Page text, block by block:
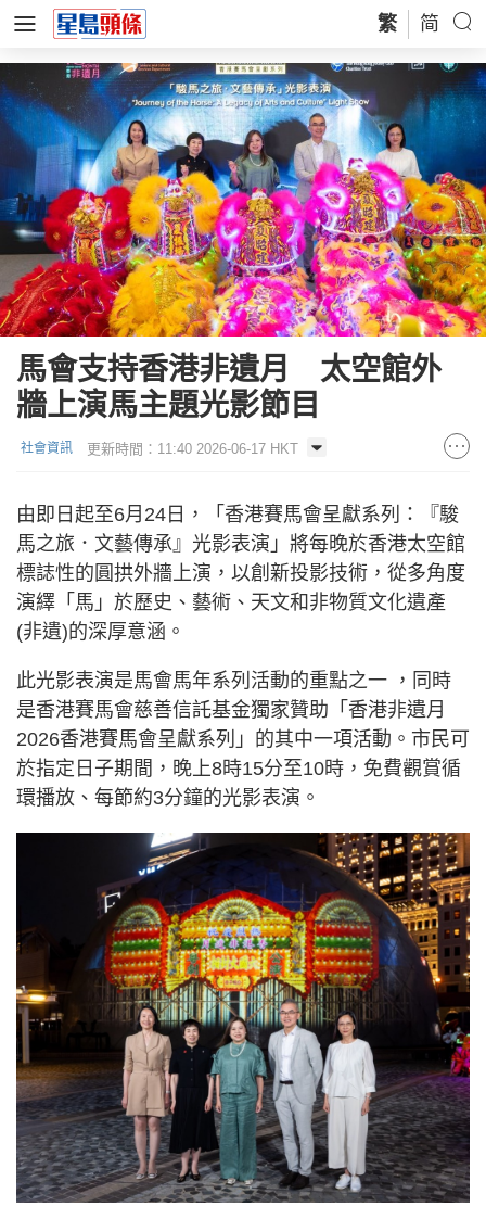
繁 简
馬會支持香港非遺月 太空館外
牆上演馬主題光影節目
社會資訊 更新時間：11:40 2026-06-17 HKT
由即日起至6月24日，「香港賽馬會呈獻系列：『駿
馬之旅．文藝傳承』光影表演」將每晚於香港太空館
標誌性的圓拱外牆上演，以創新投影技術，從多角度
演繹「馬」於歷史、藝術、天文和非物質文化遺產
(非遺)的深厚意涵。
此光影表演是馬會馬年系列活動的重點之一 ，同時
是香港賽馬會慈善信託基金獨家贊助「香港非遺月
2026香港賽馬會呈獻系列」的其中一項活動。市民可
於指定日子期間，晚上8時15分至10時，免費觀賞循
環播放、每節約3分鐘的光影表演。